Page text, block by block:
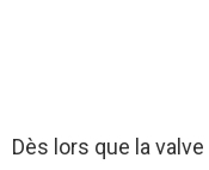
Dès lors que la